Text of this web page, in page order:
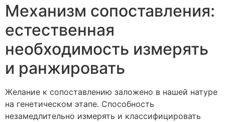
Механизм сопоставления:
естественная
необходимость измерять
и ранжировать
Желание к сопоставлению заложено в нашей натуре
на генетическом этапе. Способность
незамедлительно измерять и классифицировать